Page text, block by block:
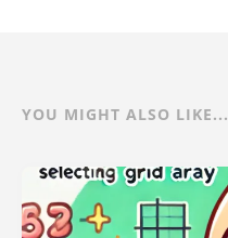
YOU MIGHT ALSO LIKE...